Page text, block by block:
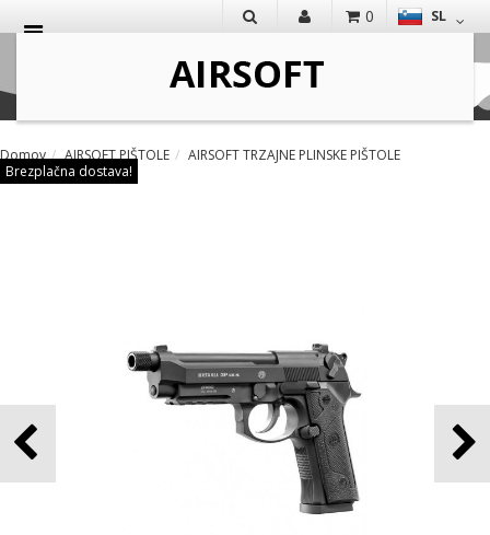
SL
0
Domov AIRSOFT PIŠTOLE
AIRSOFT TRZAJNE PLINSKE PIŠTOLE
Brezplačna dostava!